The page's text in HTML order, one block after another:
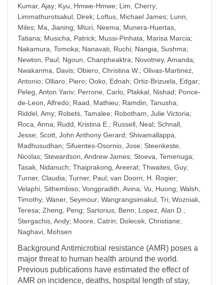
Kumar, Ajay; Kyu, Hmwe-Hmwe; Lim, Cherry;
Limmathurotsakul, Direk; Loftus, Michael James; Lunn,
Miles; Ma, Jianing; Mturi, Neema; Munera-Huertas,
Tatiana; Musicha, Patrick; Mussi-Pinhata, Marisa Marcia;
Nakamura, Tomoka; Nanavati, Ruchi; Nangia, Sushma;
Newton, Paul; Ngoun, Chanpheaktra; Novotney, Amanda;
Nwakanma, Davis; Obiero, Christina W. ; Olivas-Martinez,
Antonio; Olliaro, Piero; Ooko, Ednah; Ortiz-Brizuela, Edgar;
Peleg, Anton Yariv; Perrone, Carlo; Plakkal, Nishad; Ponce-
de-Leon, Alfredo; Raad, Mathieu; Ramdin, Tanusha;
Riddel, Amy; Robets, Tamalee; Robotham, Julie Victoria;
Roca, Anna; Rudd, Kristina E. ; Russell, Neal; Schnall,
Jesse; Scott, John Anthony Gerard; Shivamallappa,
Madhusudhan; Sifuentes-Osornio, Jose; Steenkeste,
Nicolas; Stewardson, Andrew James; Stoeva, Temenuga;
Tasak, Nidanuch; Thaiprakong, Areerat; Thwaites, Guy;
Turner, Claudia; Turner, Paul; van Doorn, H. Rogier;
Velaphi, Sithembiso; Vongpradith, Avina; Vu, Huong; Walsh,
Timothy; Waner, Seymour; Wangrangsimakul, Tri; Wozniak,
Teresa; Zheng, Peng; Sartorius, Benn; Lopez, Alan D. ;
Stergachis, Andy; Moore, Catrin; Dolecek, Christiane;
Naghavi, Mohsen
Background Antimicrobial resistance (AMR) poses a
major threat to human health around the world.
Previous publications have estimated the effect of
AMR on incidence, deaths, hospital length of stay,